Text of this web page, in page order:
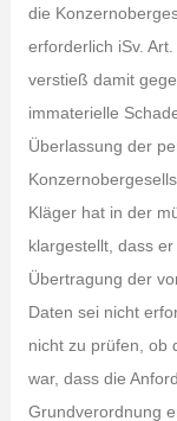
die
erforderlich iSv.
verstieß damit
immaterielle
Überlassung der
Kläger hat in der
klargestellt, dass
Übertragung der
Daten sei nicht
nicht zu prüfen, ob
war, dass die
Grundverordnung